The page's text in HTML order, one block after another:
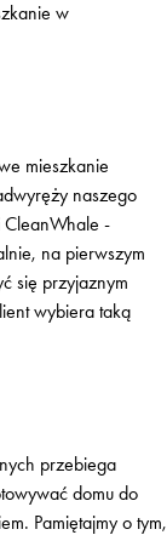
w
mieszkanie
naszego
CleanWhale -
na pierwszym
się przyjaznym
wybiera taką
przebiega
domu do
Pamiętajmy o tym,